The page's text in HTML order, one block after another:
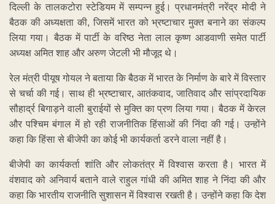
दिल्ली के तालकटोरा स्टेडियम में सम्पन्न हुई। प्रधानमंत्री नरेंद्र मोदी ने
बैठक की अध्यक्षता की, जिसमें भारत को भ्रष्टाचार मुक्त बनाने का संकल्प
लिया गया। बैठक में पार्टी के वरिष्ठ नेता लाल कृष्ण आडवाणी समेत पार्टी
अध्यक्ष अमित शाह और अरुण जेटली भी मौजूद थे।
रेल मंत्री पीयूष गोयल ने बताया कि बैठक में भारत के निर्माण के बारे में विस्तार
से चर्चा की गई। साथ ही भ्रष्टाचार, आतंकवाद, जातिवाद और सांप्रदायिक
सौहार्द्र बिगाड़ने वाली बुराईयों से मुक्ति का प्रण लिया गया। बैठक में केरल
और पश्चिम बंगाल में हो रही राजनीतिक हिंसाओं की निंदा की गई। उन्होंने
कहा कि हिंसा से बीजेपी का कोई भी कार्यकर्ता डरने वाला नहीं है।
बीजेपी का कार्यकर्ता शांति और लोकतंत्र में विश्वास करता है। भारत में
वंशवाद को अनिवार्य बताने वाले राहुल गांधी की अमित शाह ने निंदा की और
कहा कि भारतीय राजनीति सुशासन में विश्वास रखती है। उन्होंने कहा कि देश